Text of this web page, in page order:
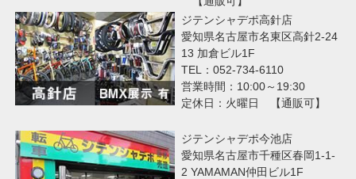
ジテンシャデポ高針店
愛知県名古屋市名東区高針2-24
13 加倉ビル1F
TEL：052-734-6110
営業時間：10:00～19:30
定休日：火曜日 【通販可】
ジテンシャデポ今池店
愛知県名古屋市千種区春岡1-1-
2 YAMAMAN仲田ビル1F